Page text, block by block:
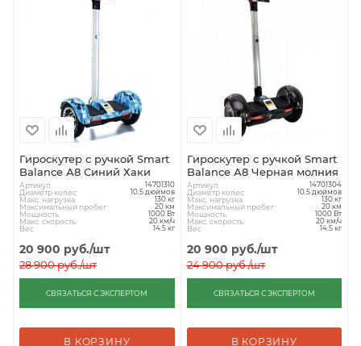
Гироскутер с ручкой Smart
Balance А8 Синий Хаки
Артикул 14701310
Диаметр колес 10.5 дюймов
Макс. нагрузка 130 кг
Максимальный пробег 20 км
Мощность 1000 Вт
Макс. скорость 20 км/ч
Вес 14.5 кг
20 900 руб./шт
28 900руб./шт
СВЯЗАТЬСЯ С ЭКСПЕРТОМ
В КОРЗИНУ
Гироскутер с ручкой Smart
Balance А8 Черная молния
Артикул 14701304
Диаметр колес 10.5 дюймов
Макс. нагрузка 130 кг
Максимальный пробег 20 км
Мощность 1000 Вт
Макс. скорость 20 км/ч
Вес 14.5 кг
20 900 руб./шт
24 900руб./шт
СВЯЗАТЬСЯ С ЭКСПЕРТОМ
В КОРЗИНУ